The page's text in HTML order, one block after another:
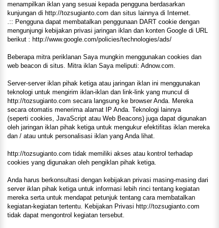
menampilkan iklan yang sesuai kepada pengguna berdasarkan
kunjungan di http://tozsugianto.com dan situs lainnya di Internet.
.:: Pengguna dapat membatalkan penggunaan DART cookie dengan
mengunjungi kebijakan privasi jaringan iklan dan konten Google di URL
berikut : http://www.google.com/policies/technologies/ads/
Beberapa mitra periklanan Saya mungkin menggunakan cookies dan
web beacon di situs. Mitra iklan Saya meliputi: Adnow.com.
Server-server iklan pihak ketiga atau jaringan iklan ini menggunakan
teknologi untuk mengirim iklan-iklan dan link-link yang muncul di
http://tozsugianto.com secara langsung ke browser Anda. Mereka
secara otomatis menerima alamat IP Anda. Teknologi lainnya
(seperti cookies, JavaScript atau Web Beacons) juga dapat digunakan
oleh jaringan iklan pihak ketiga untuk mengukur efektifitas iklan mereka
dan / atau untuk personalisasi iklan yang Anda lihat.
http://tozsugianto.com tidak memiliki akses atau kontrol terhadap
cookies yang digunakan oleh pengiklan pihak ketiga.
Anda harus berkonsultasi dengan kebijakan privasi masing-masing dari
server iklan pihak ketiga untuk informasi lebih rinci tentang kegiatan
mereka serta untuk mendapat petunjuk tentang cara membatalkan
kegiatan-kegiatan tertentu. Kebijakan Privasi http://tozsugianto.com
tidak dapat mengontrol kegiatan tersebut.